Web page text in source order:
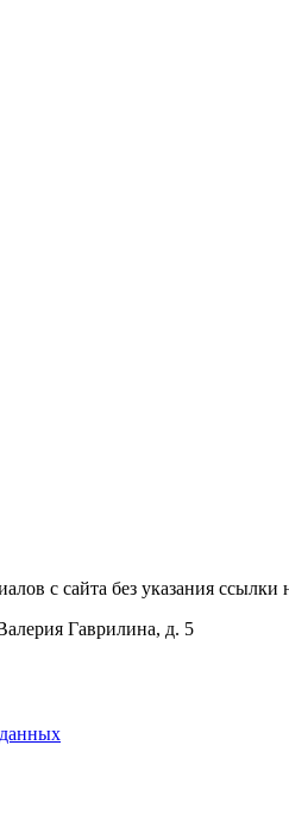
с сайта без указания ссылки
Гаврилина, д. 5